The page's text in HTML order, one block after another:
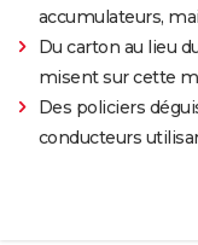
accumulateurs,
Du carton au lieu
misent sur cette
Des policiers
conducteurs